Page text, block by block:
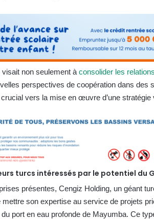
non seulement à consolider les
perspectives de coopération dans des
vers la mise en œuvre d’une
turcs intéressés par le potentiel du
présentes, Cengiz Holding, un géant
mettre son expertise au service de projets
port en eau profonde de Mayumba. Ce